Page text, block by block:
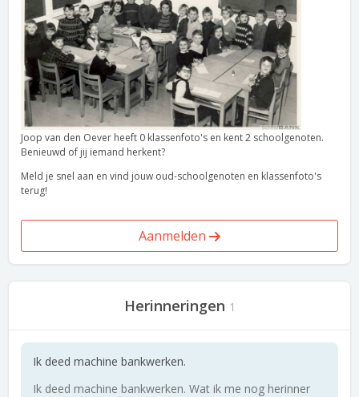
Joop van den Oever heeft 0 klassenfoto's en kent 2 schoolgenoten.
Benieuwd of jij iemand herkent?
Meld je snel aan en vind jouw oud-schoolgenoten en klassenfoto's
terug!
Aanmelden
Herinneringen 1
Ik deed machine bankwerken.
Ik deed machine bankwerken. Wat ik me nog herinner